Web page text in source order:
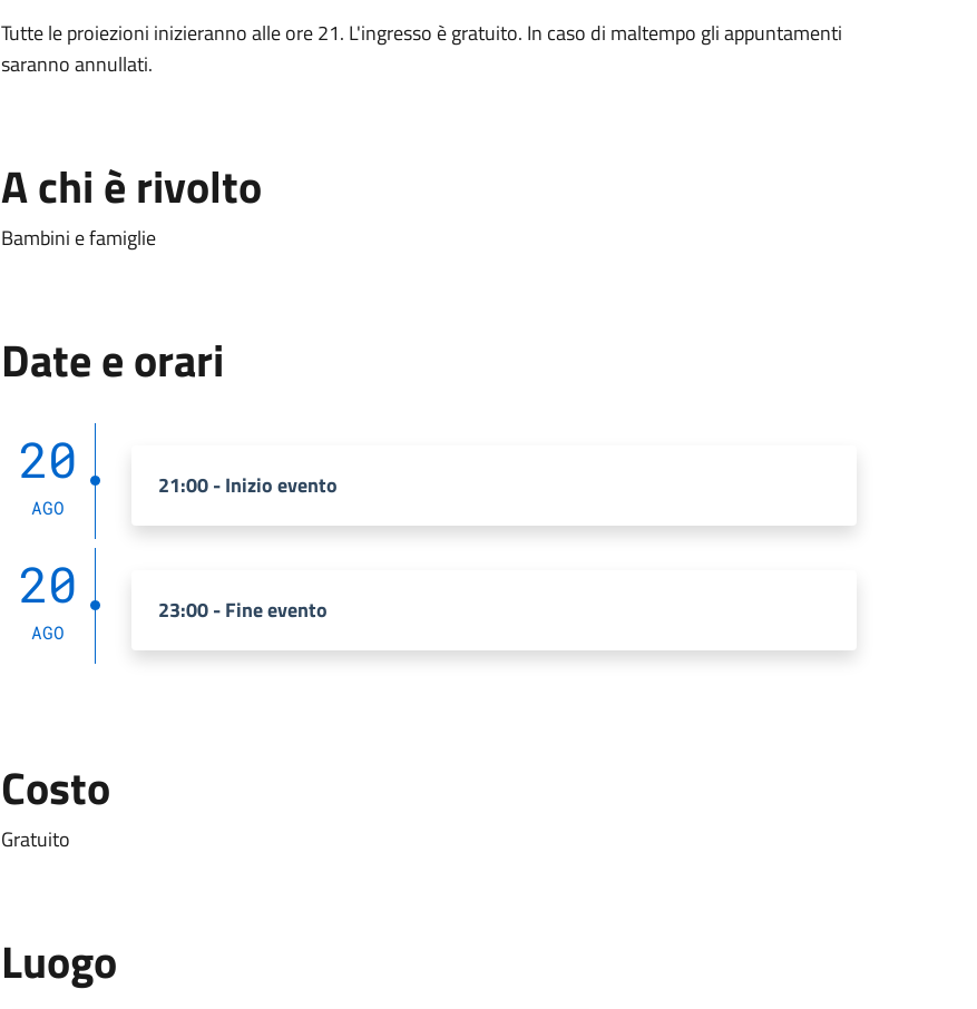
Tutte le proiezioni inizieranno alle ore 21. L'ingresso è gratuito. In caso di maltempo gli appuntamenti
saranno annullati.
A chi è rivolto
Bambini e famiglie
Date e orari
20
AGO
21:00 - Inizio evento
20
AGO
23:00 - Fine evento
Costo
Gratuito
Luogo